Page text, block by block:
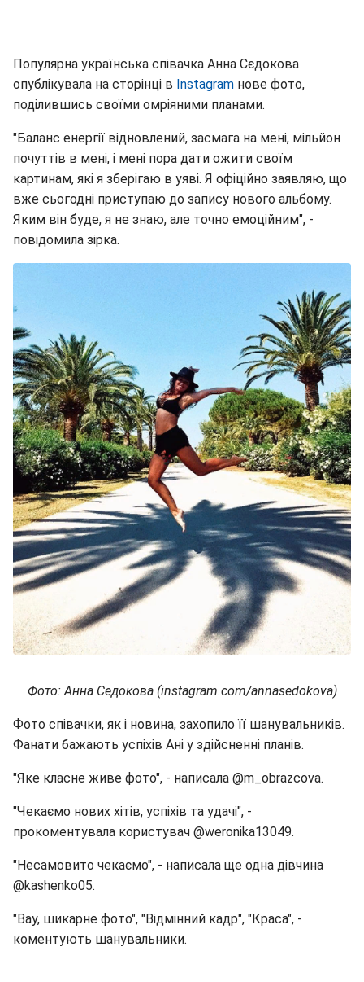
Популярна українська співачка Анна Сєдокова
опублікувала на сторінці в Instagram нове фото,
поділившись своїми омріяними планами.
"Баланс енергії відновлений, засмага на мені, мільйон
почуттів в мені, і мені пора дати ожити своїм
картинам, які я зберігаю в уяві. Я офіційно заявляю, що
вже сьогодні приступаю до запису нового альбому.
Яким він буде, я не знаю, але точно емоційним", -
повідомила зірка.
Фото: Анна Седокова (instagram.com/annasedokova)
Фото співачки, як і новина, захопило її шанувальників.
Фанати бажають успіхів Ані у здійсненні планів.
"Яке класне живе фото", - написала @m_obrazcova.
"Чекаємо нових хітів, успіхів та удачі", -
прокоментувала користувач @weronika13049.
"Несамовито чекаємо", - написала ще одна дівчина
@kashenko05.
"Вау, шикарне фото", "Відмінний кадр", "Краса", -
коментують шанувальники.